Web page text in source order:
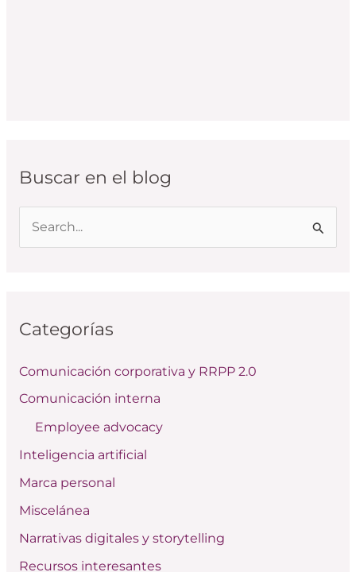
Buscar en el blog
a
p
o
:
Categorías
Comunicación corporativa y RRPP 2.0
Comunicación interna
Employee advocacy
Inteligencia artificial
Marca personal
Miscelánea
Narrativas digitales y storytelling
Recursos interesantes